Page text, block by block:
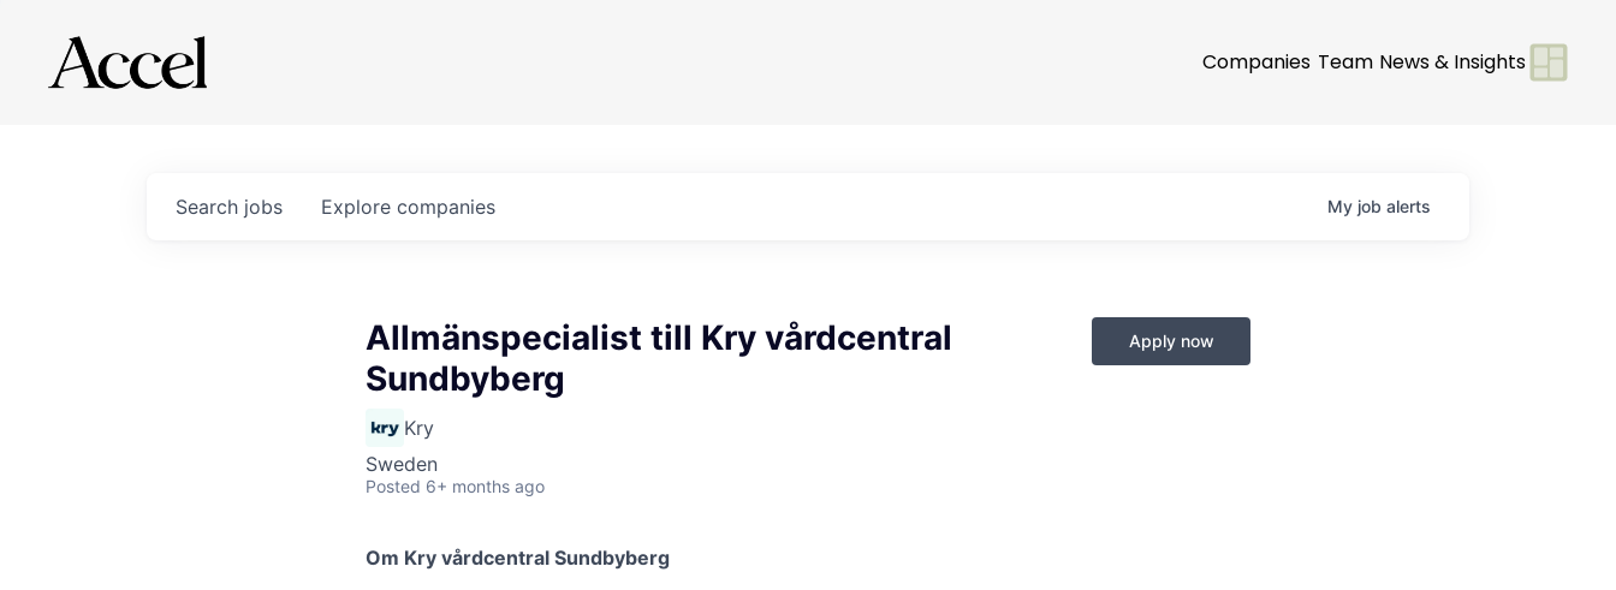
Companies Team News & Insights
Search jobs Explore companies My job alerts
Allmänspecialist till Kry vårdcentral
Sundbyberg
Kry
Sweden
Posted 6+ months ago
Apply now
Om Kry vårdcentral Sundbyberg